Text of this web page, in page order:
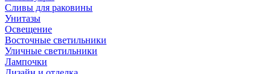
Сливы для раковины
Унитазы
Освещение
Восточные светильники
Уличные светильники
Лампочки